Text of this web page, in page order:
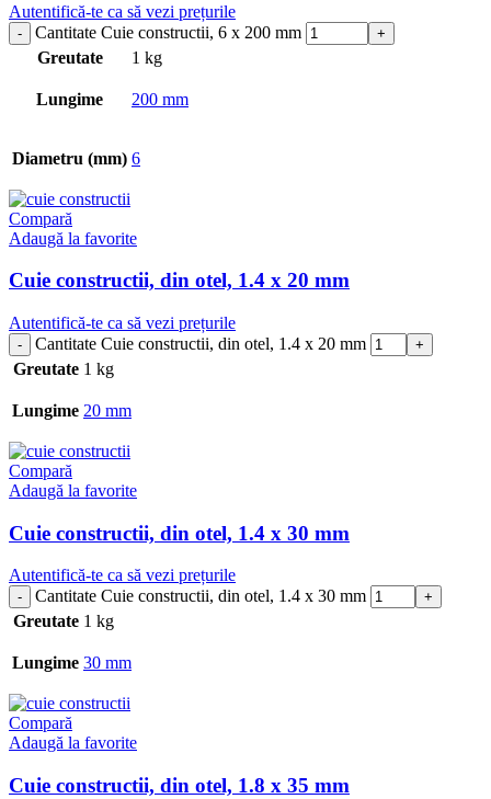
Autentifică-te ca să vezi prețurile
Cantitate Cuie constructii, 6 x 200 mm
Greutate
1 kg
Lungime 200 mm
Diametru (mm) 6
Compară
Adaugă la favorite
Cuie constructii, din otel, 1.4 x 20 mm
Autentifică-te ca să vezi prețurile
Cantitate Cuie constructii, din otel, 1.4 x 20 mm
Greutate 1 kg
Lungime 20 mm
Compară
Adaugă la favorite
Cuie constructii, din otel, 1.4 x 30 mm
Autentifică-te ca să vezi prețurile
Cantitate Cuie constructii, din otel, 1.4 x 30 mm
Greutate 1 kg
Lungime 30 mm
Compară
Adaugă la favorite
Cuie constructii, din otel, 1.8 x 35 mm